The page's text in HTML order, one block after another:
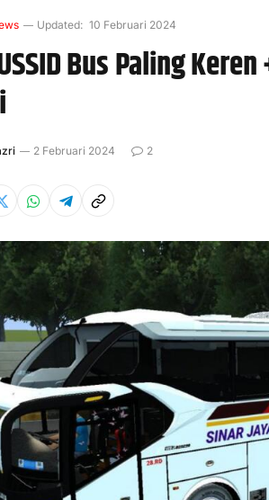
Updated: 10 Februari 2024
Bus Paling
2 Februari 2024 2